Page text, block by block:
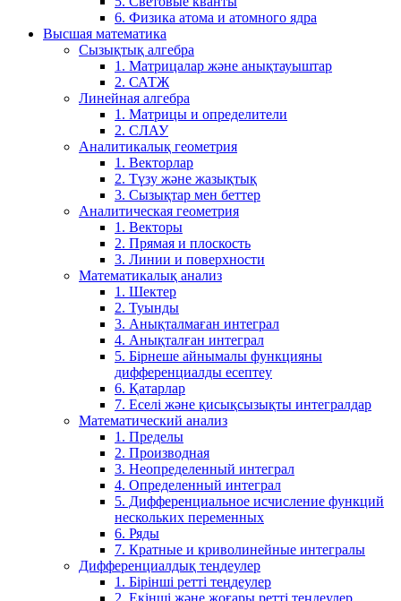
6. Физика атома и атомного ядра
Высшая математика
Сызықтық алгебра
1. Матрицалар және анықтауыштар
2. САТЖ
Линейная алгебра
1. Матрицы и определители
2. СЛАУ
Аналитикалық геометрия
1. Векторлар
2. Түзу және жазықтық
3. Сызықтар мен беттер
Аналитическая геометрия
1. Векторы
2. Прямая и плоскость
3. Линии и поверхности
Математикалық анализ
1. Шектер
2. Туынды
3. Анықталмаған интеграл
4. Анықталған интеграл
5. Бірнеше айнымалы функцияны
дифференциалды есептеу
6. Қатарлар
7. Еселі және қисықсызықты интегралдар
Математический анализ
1. Пределы
2. Производная
3. Неопределенный интеграл
4. Определенный интеграл
5. Дифференциальное исчисление функций
нескольких переменных
6. Ряды
7. Кратные и криволинейные интегралы
Дифференциалдық теңдеулер
1. Бірінші ретті теңдеулер
2. Екінші және жоғары ретті теңдеулер